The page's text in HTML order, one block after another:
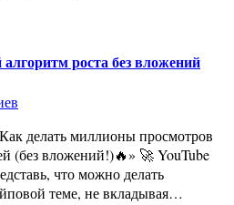
роста без вложений
(без вложений!)🔥» 🚀 YouTube
что можно делать
теме, не вкладывая…